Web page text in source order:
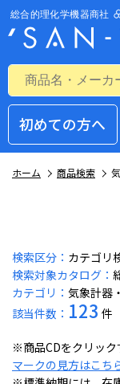
初めての方へ
ホーム 商品検索
検索区分： カテゴリ
検索対象カタログ：
カテゴリ： 気象計器
該当件数： 123 件
※商品CDをクリック
マークの見方はこち